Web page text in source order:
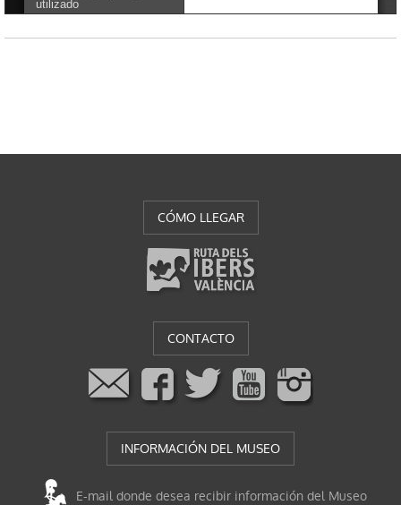
CÓMO LLEGAR
CONTACTO
INFORMACIÓN DEL MUSEO
E-mail donde desea recibir información del Museo